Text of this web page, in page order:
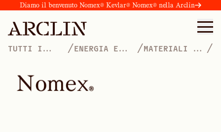
Diamo il benvenuto Nomex® Kevlar® Nomex® nella Arclin
TUTTI I
/ENERGIA E
/MATERIALI DI
/
Nomex®